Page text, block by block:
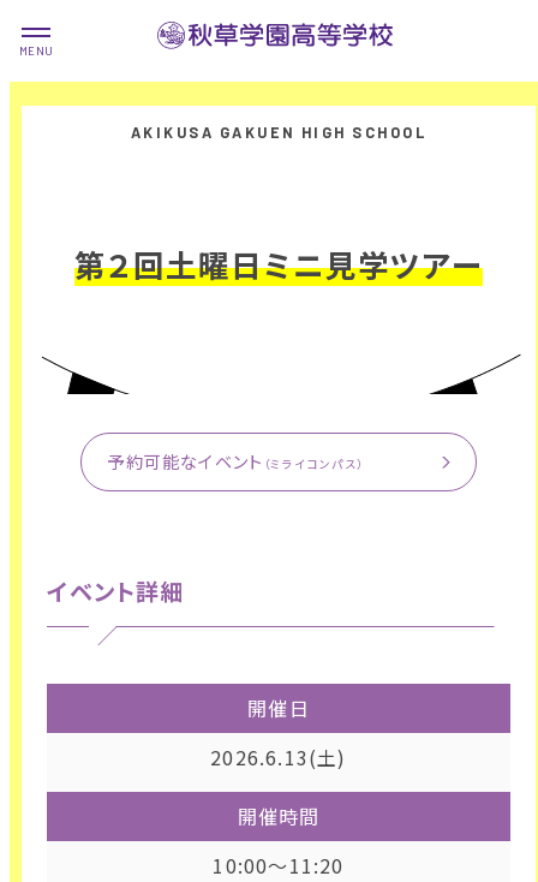
第２回土曜日ミニ見学ツアー
予約可能なイベント （ミライコンパス）
イベント詳細
開催日
2026.6.13(土)
開催時間
10:00～11:20